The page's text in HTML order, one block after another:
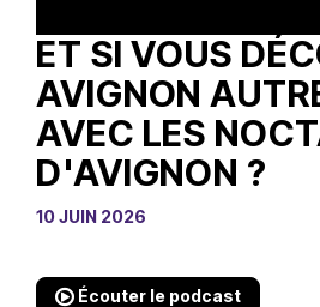
ET SI VOUS
AVIGNON
AVEC LES
D'AVIGNON ?
10 JUIN 2026
Écouter le podcast